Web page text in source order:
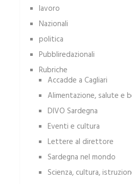
lavoro
Nazionali
politica
Pubbliredazionali
Rubriche
Accadde a Cagliari
Alimentazione, salute e
DIVO Sardegna
Eventi e cultura
Lettere al direttore
Sardegna nel mondo
Scienza, cultura,